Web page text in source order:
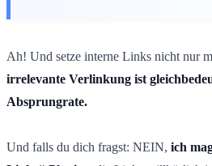
Ah! Und setze interne Links nicht nur
irrelevante Verlinkung ist
Absprungrate.
Und falls du dich fragst: NEIN, ich